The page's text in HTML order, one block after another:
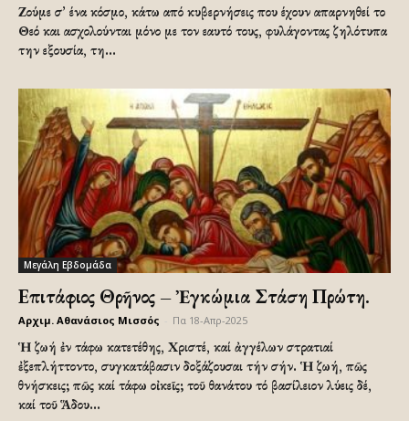
Ζούμε σ’ ένα κόσμο, κάτω από κυβερνήσεις που έχουν απαρνηθεί το
Θεό και ασχολούνται μόνο με τον εαυτό τους, φυλάγοντας ζηλότυπα
την εξουσία, τη...
Μεγάλη Εβδομάδα
Επιτάφιος Θρῆνος – Ἐγκώμια Στάση Πρώτη.
Αρχιμ. Αθανάσιος Μισσός Πα 18-Απρ-2025
Ἡ ζωή ἐν τάφω κατετέθης, Χριστέ, καί ἀγγέλων στρατιαί
ἐξεπλήττοντο, συγκατάβασιν δοξάζουσαι τήν σήν. Ἡ ζωή, πῶς
θνήσκεις; πῶς καί τάφω οἰκεῖς; τοῦ θανάτου τό βασίλειον λύεις δέ,
καί τοῦ Ἅδου...